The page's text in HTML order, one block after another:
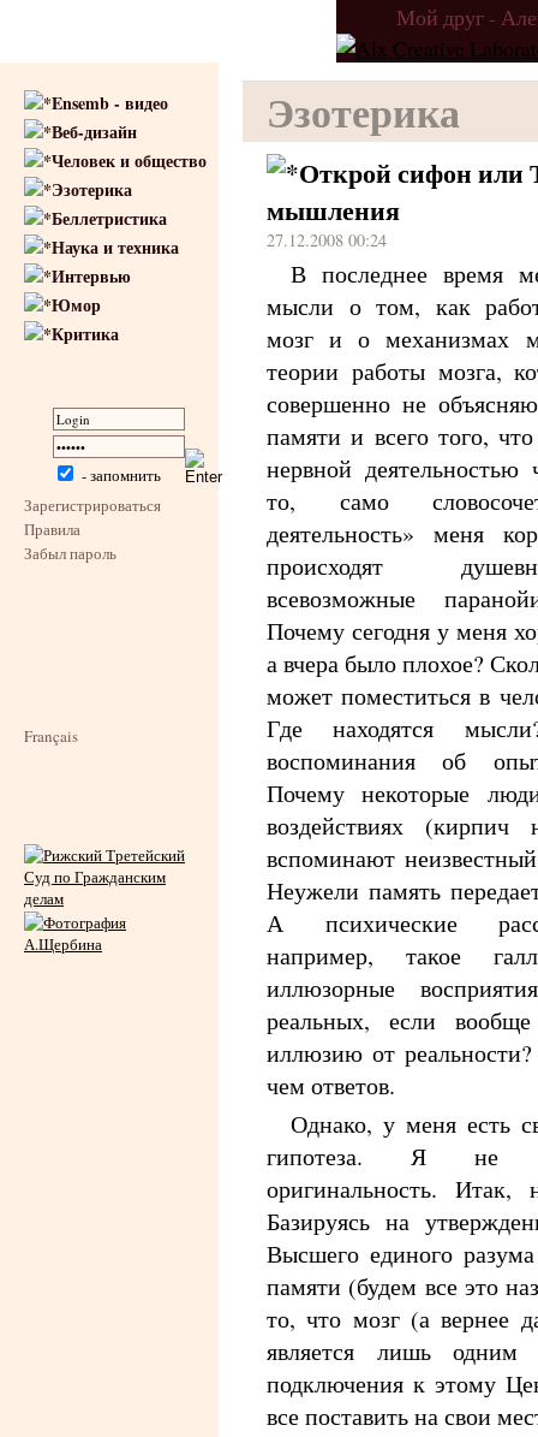
Мой друг -
Ensemb - видео
Веб-дизайн
Человек и общество
Эзотерика
Беллетристика
Наука и техника
Интервью
Юмор
Критика
- запомнить
Зарегистрироваться
Правила
Забыл пароль
Français
Эзотерика
Открой сифон или
мышления
27.12.2008 00:24
В последнее время
мысли о том, как
мозг и о механизмах
теории работы мозга,
совершенно не
памяти и всего того,
нервной деятельностью
то, само
деятельность» меня
происходят
всевозможные
Почему сегодня у меня
а вчера было плохое?
может поместиться в
Где находятся
воспоминания об
Почему некоторые
воздействиях (кирпич
вспоминают
Неужели память
А психические
например, такое
иллюзорные
реальных, если
иллюзию от
чем ответов.
Однако, у меня есть
гипотеза. Я не
оригинальность. Итак,
Базируясь на
Высшего единого
памяти (будем все это
то, что мозг (а вернее
является лишь одним
подключения к этому
все поставить на свои